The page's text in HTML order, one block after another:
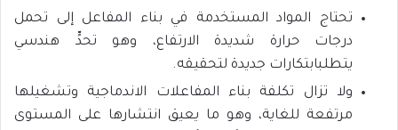
تحتاج المواد المستخدمة في بناء المفاعل إلى تحمل
درجات حرارة شديدة الارتفاع، وهو تحدٍّ هندسي
يتطلبابتكارات جديدة لتحقيقه.
ولا تزال تكلفة بناء المفاعلات الاندماجية وتشغيلها
مرتفعة للغاية، وهو ما يعيق انتشارها على المستوى